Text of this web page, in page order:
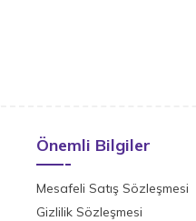
Önemli Bilgiler
Mesafeli Satış Sözleşmesi
Gizlilik Sözleşmesi